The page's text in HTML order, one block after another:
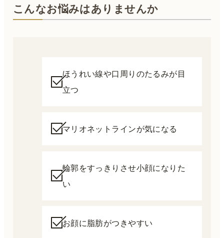
こんなお悩みはありませんか
ほうれい線や口周りのたるみが目
立つ
マリオネットラインが気になる
輪郭をすっきりさせ小顔になりた
い
お顔に脂肪がつきやすい